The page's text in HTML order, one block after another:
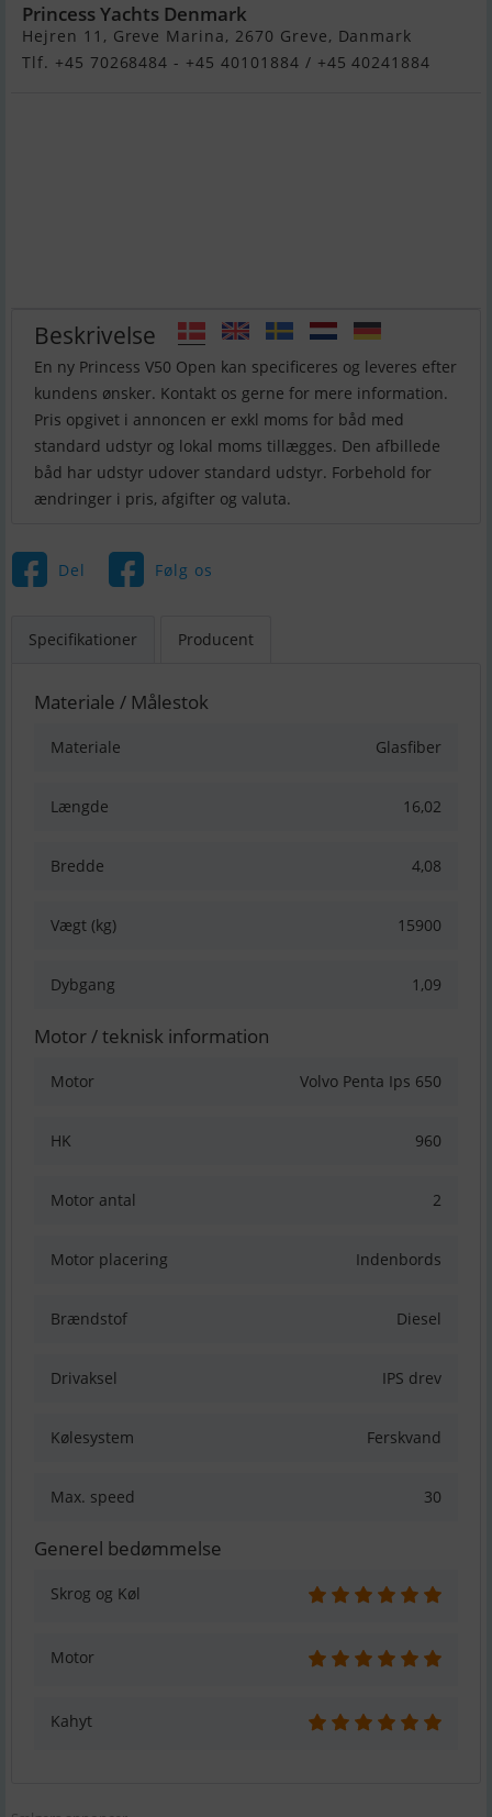
Princess Yachts Denmark
Hejren 11, Greve Marina, 2670 Greve, Danmark
Tlf. +45 70268484 - +45 40101884 / +45 40241884
Beskrivelse
En ny Princess V50 Open kan specificeres og leveres efter
kundens ønsker. Kontakt os gerne for mere information.
Pris opgivet i annoncen er exkl moms for båd med
standard udstyr og lokal moms tillægges. Den afbillede
båd har udstyr udover standard udstyr. Forbehold for
Del Følg os
Specifikationer Producent
Materiale / Målestok
Materiale Glasfiber
Længde 16,02
Bredde 4,08
Vægt (kg) 15900
Dybgang 1,09
Motor / teknisk information
Motor Volvo Penta Ips 650
HK 960
Motor antal 2
Motor placering Indenbords
Brændstof Diesel
Drivaksel IPS drev
Kølesystem Ferskvand
Max. speed 30
Generel bedømmelse
Skrog og Køl
Motor
Kahyt